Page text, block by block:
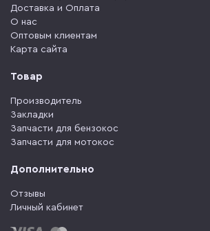
Доставка и Оплата
О нас
Оптовым клиентам
Карта сайта
Товар
Производитель
Закладки
Запчасти для бензокос
Запчасти для мотокос
Дополнительно
Отзывы
Личный кабинет